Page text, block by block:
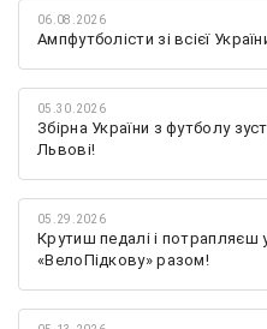
06.08.2026
Ампфутболісти зі всієї
05.30.2026
Збірна України з футболу
Львові!
05.29.2026
Крутиш педалі і потрапляєш
«ВелоПідкову» разом!